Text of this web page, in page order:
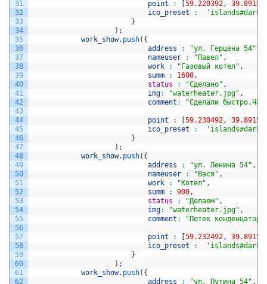
31
32
33
34
35
36
37
38
39
40
41
42
43
44
45
46
47
48
49
50
51
52
53
54
55
56
57
58
59
60
61
62
point : [59.220392 ,
ico_preset
:
}
) ;
work_show. push( {
address
: "ул. Герцена 54"
nameuser
: "Павел" ,
work
: "Газовый котел" ,
summ
: 1600 ,
status
: "Сделано" ,
img: "waterheater.jpg" ,
comment : "Сделали
point : [59.230492 ,
ico_preset
:
}
) ;
work_show. push( {
address
: "ул. Ленина 54" ,
nameuser
: "Вася" ,
work
: "Котел" ,
summ
: 900 ,
status
: "Делаем" ,
img: "waterheater.jpg" ,
comment : "Потек
point : [59.232492 ,
ico_preset
:
}
) ;
work_show. push( {
address
: "ул. Путина 54" ,